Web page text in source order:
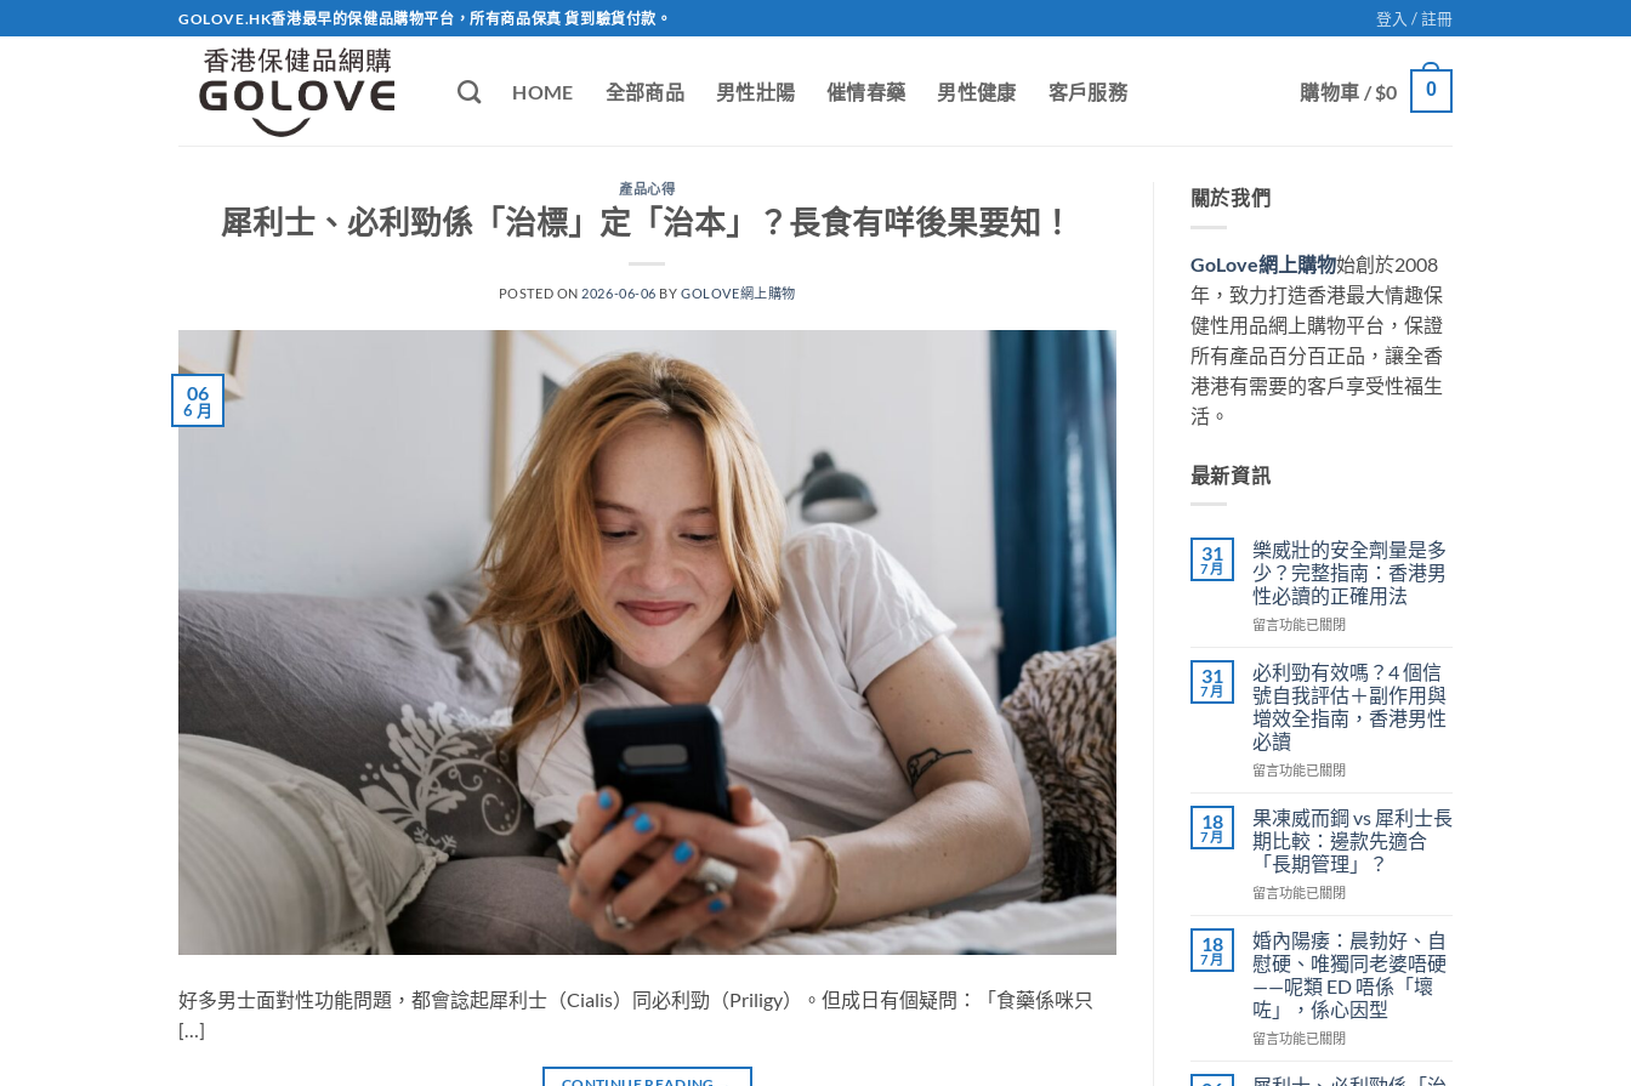
to
GOLOVE.HK香港最早的保健品購物平台，所有商品保真 貨到驗貨付款。 登入 / 註冊
HOME 全部商品 男性壯陽 催情春藥 男性健康 客戶服務 購物車 /$0 0
產品心得
犀利士、必利勁係「治標」定「治本」？長食有咩後果要知！
POSTED ON 2026-06-06 BYGOLOVE網上購物
06
6 月
好多男士面對性功能問題，都會諗起犀利士（Cialis）同必利勁（Priligy）。但成日有個疑問：「食藥係咪只
[…]
關於我們
GoLove網上購物始創於2008
年，致力打造香港最大情趣保
健性用品網上購物平台，保證
所有產品百分百正品，讓全香
港港有需要的客戶享受性福生
活。
最新資訊
31
7 月
樂威壯的安全劑量是多
少？完整指南：香港男
性必讀的正確用法
在
威
壯
的
安
全
劑
是
多
少？
整
南：
香
港
男
性
必
的
留言功能已關閉
31
7 月
必利勁有效嗎？4 個信
號自我評估＋副作用與
增效全指南，香港男性
必讀
在
利
勁
有
嗎？
個
信
號
我
評
＋
留言功能已關閉
18
7 月
果凍威而鋼 vs 犀利士長
期比較：邊款先適合
「長期管理」？
在
凍
威
而
鋼
vs
犀
士
留言功能已關閉
18
7 月
婚內陽痿：晨勃好、自
慰硬、唯獨同老婆唔硬
——呢類 ED 唔係「壞
咗」，係心因型
在
內
留言功能已關閉